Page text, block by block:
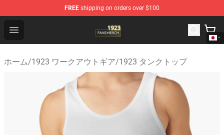
FREE shipping on orders over $100
Open menu
1923 Shop - Official 1923 Merchandise Store
ホーム/1923 ワークアウトギア/1923 タンクトップ